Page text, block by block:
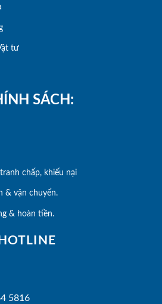
tư
SÁCH:
chấp, khiếu nại
& vận chuyển.
& hoàn tiền.
HOTLINE
5816